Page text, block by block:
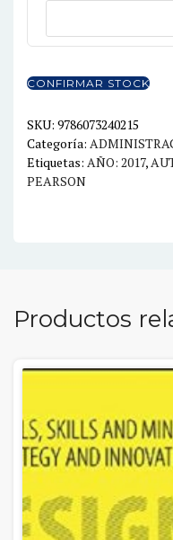
11ED
CONFIRMAR STOCK
SKU: 9786073240215
Categoría:
Etiquetas: AÑO: 2017,
PEARSON
Productos